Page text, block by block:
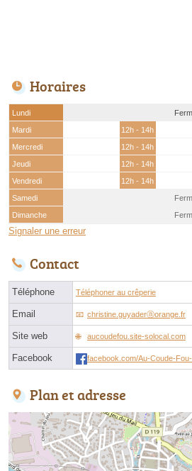
Horaires
Lundi
Mardi
12h - 14h
Mercredi
12h - 14h
Jeudi
12h - 14h
Vendredi
12h - 14h
Samedi
Dimanche
Signaler une erreur
Contact
Téléphone Téléphoner au crêperie
Email christine.guyaderⓐorange.fr
Site web aucoudefou.site-solocal.com
Facebook facebook.com/Au-Coude-
Plan et adresse